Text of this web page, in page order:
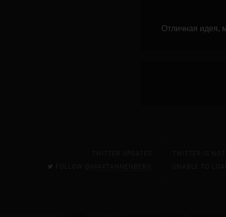
Отличная идея,
TWITTER UPDATES
FOLLOW @
MAXTANNENBERG
TWITTER IS
UNABLE TO